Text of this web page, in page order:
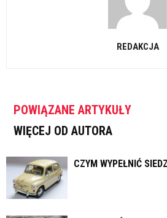
REDAKCJA
POWIĄZANE ARTYKUŁY
WIĘCEJ OD AUTORA
CZYM WYPEŁNIĆ